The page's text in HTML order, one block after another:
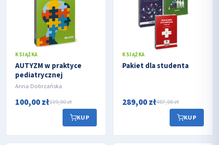
KSIĄŻKA
AUTYZM w praktyce
pediatrycznej
Anna Dobrzańska
100,00 zł139,00 zł
KUP
KSIĄŻKA
Pakiet dla studenta
289,00 zł487,00 zł
KUP